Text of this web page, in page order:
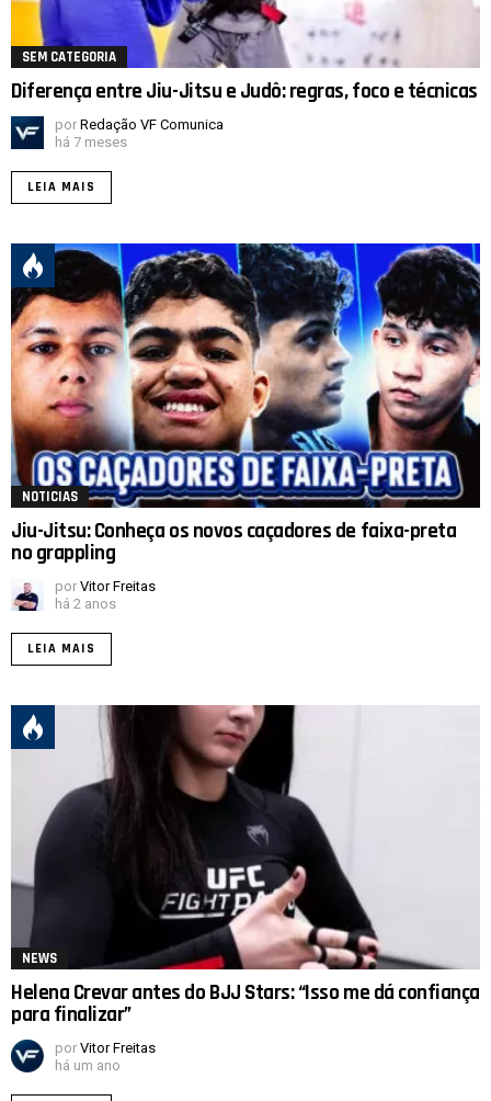
SEM CATEGORIA
Diferença entre Jiu-Jitsu e Judô: regras, foco e técnicas
por Redação VF Comunica
há 7 meses
LEIA MAIS
NOTICIAS
Jiu-Jitsu: Conheça os novos caçadores de faixa-preta
no grappling
por Vitor Freitas
há 2 anos
LEIA MAIS
NEWS
Helena Crevar antes do BJJ Stars: “Isso me dá confiança
para finalizar”
por Vitor Freitas
há um ano